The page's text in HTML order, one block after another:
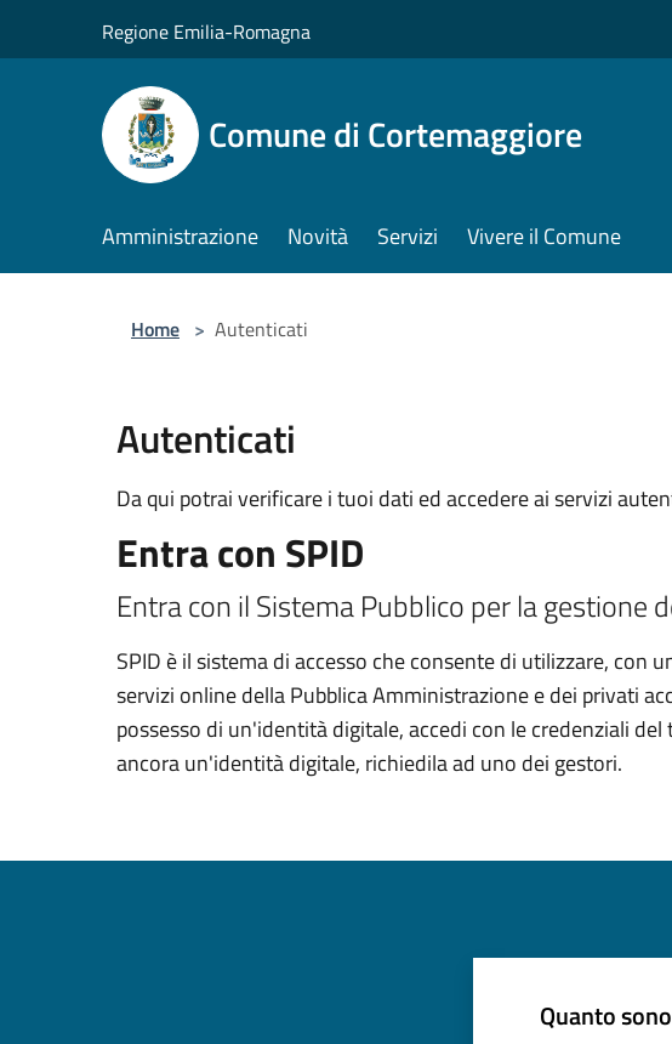
Regione Emilia-Romagna
Comune di Cortemaggiore
Amministrazione Novità Servizi Vivere il Comune
Home > Autenticati
Autenticati
Da qui potrai verificare i tuoi dati ed accedere ai servizi
Entra con SPID
Entra con il Sistema Pubblico per la gestione
SPID è il sistema di accesso che consente di utilizzare, con
servizi online della Pubblica Amministrazione e dei privati
possesso di un'identità digitale, accedi con le credenziali del
ancora un'identità digitale, richiedila ad uno dei gestori.
Quanto